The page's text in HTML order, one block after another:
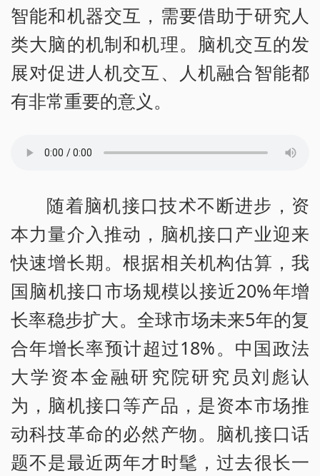
智能和机器交互，需要借助于研究人
类大脑的机制和机理。脑机交互的发
展对促进人机交互、人机融合智能都
有非常重要的意义。
随着脑机接口技术不断进步，资
本力量介入推动，脑机接口产业迎来
快速增长期。根据相关机构估算，我
国脑机接口市场规模以接近20%年增
长率稳步扩大。全球市场未来5年的复
合年增长率预计超过18%。中国政法
大学资本金融研究院研究员刘彪认
为，脑机接口等产品，是资本市场推
动科技革命的必然产物。脑机接口话
题不是最近两年才时髦，过去很长一